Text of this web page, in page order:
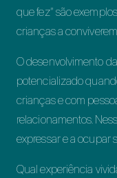
que fez” são
crianças a
O desenvolvimento
potencializado
crianças e com
relacionamentos.
expressar e a ocupar
Qual experiência